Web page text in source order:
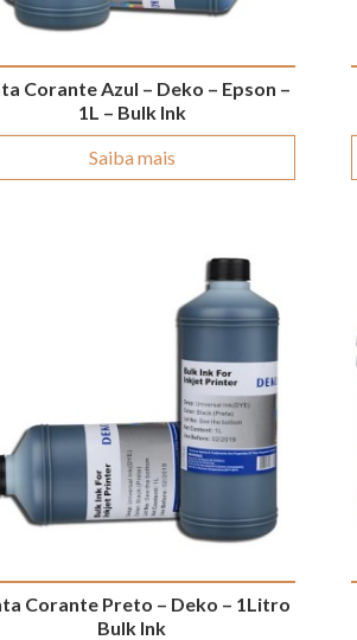
Corante Azul – Deko – Epson –
1L – Bulk Ink
Saiba mais
Corante Preto – Deko – 1Litro
Bulk Ink